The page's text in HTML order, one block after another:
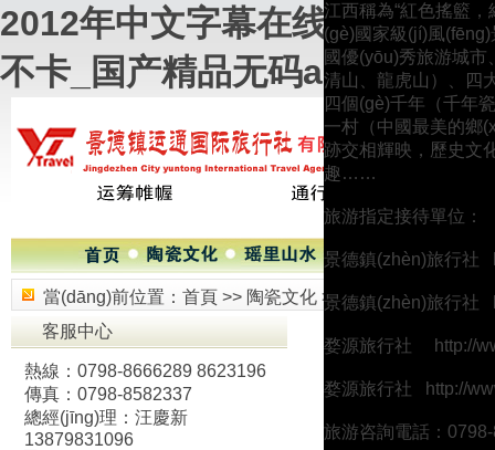
2012年中文字幕在线_99热国
不卡_国产精品无码a∨
當(dāng)前位置： 首頁 >> 陶瓷文化 >>陶瓷文化-產(chǎn)
客服中心
熱線：0798-8666289 8623196
傳真：0798-8582337
總經(jīng)理：汪慶新
13879831096
來源：景德鎮
江西稱為“紅色搖籃
(gè)國家級(jí)風(fēng)
國優(yōu)秀旅游城市
清山、龍虎山）
四個(gè)千年（千年瓷
一村（中國最美的鄉
跡交相輝映，歷
趣……
旅游指定接待單位：
景德鎮(zhèn)旅行社
景德鎮(zhèn)旅行社
婺源旅行社 http://
婺源旅行社 http://
旅游咨詢電話：